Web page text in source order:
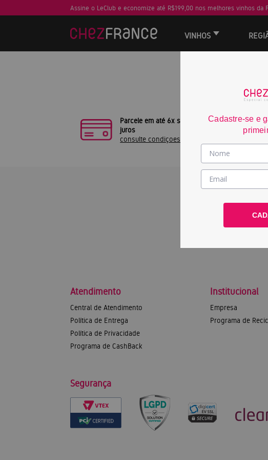
Assine o LeClub e economize até R$199,00 nos melhores vinhos da
VINHOS
Parcele em até 6x sem
juros
consulte condiçoes
Atendimento
Central de Atendimento
Política de Entrega
Política de Privacidade
Programa de CashBack
Institucional
Empresa
Programa de
Segurança
Cadastre-se e